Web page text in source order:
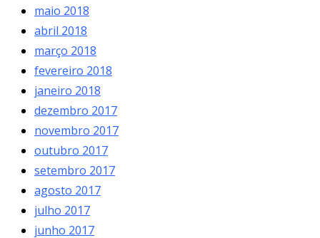
maio 2018
abril 2018
março 2018
fevereiro 2018
janeiro 2018
dezembro 2017
novembro 2017
outubro 2017
setembro 2017
agosto 2017
julho 2017
junho 2017